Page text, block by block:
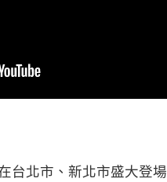
台北市、新北市盛大登場